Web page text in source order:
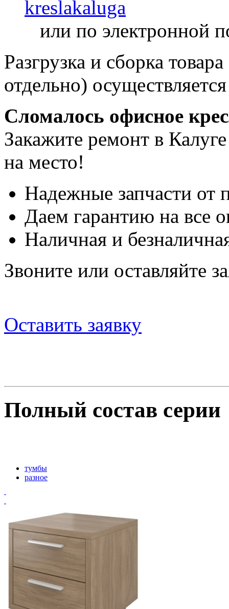
kreslakaluga
или по электронной
Разгрузка и сборка
отдельно)
Сломалось офисное
Закажите ремонт в
на место!
Надежные запчасти от
Даем гарантию на все
Наличная и
Звоните или оставляйте
Оставить заявку
Полный состав серии
тумбы
разное